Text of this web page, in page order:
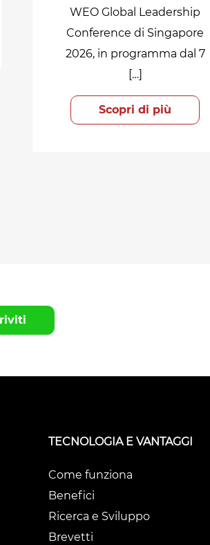
WEO Global Leadership
Conference di Singapore
2026, in programma dal 7
[…]
Scopri di più
TECNOLOGIA E VANTAGGI
Come funziona
Benefici
Ricerca e Sviluppo
Brevetti